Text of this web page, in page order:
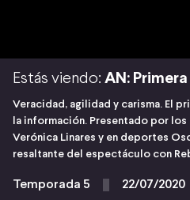
Estás viendo: AN:
Veracidad, agilidad y carisma. El
la información. Presentado por
Verónica Linares y en deportes
resaltante del espectáculo con
Temporada 5 22/07/2020